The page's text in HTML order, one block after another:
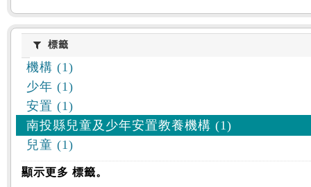
標籤標籤
機構 (1)
少年 (1)
安置 (1)
南投縣兒童及少年安置教養機構 (1)
兒童 (1)
顯示更多 標籤。